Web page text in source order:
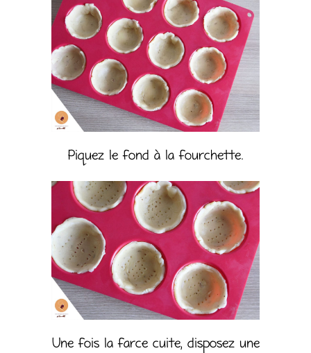
Piquez le fond à la fourchette.
Une fois la farce cuite, disposez une